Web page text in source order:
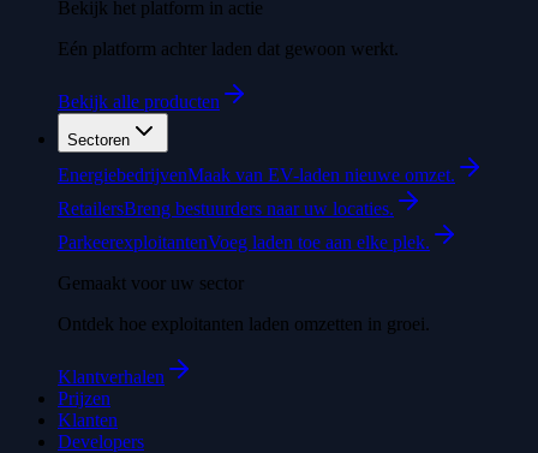
Bekijk het platform in actie
Eén platform achter laden dat gewoon werkt.
Bekijk alle producten
Sectoren
EnergiebedrijvenMaak van EV-laden nieuwe omzet.
RetailersBreng bestuurders naar uw locaties.
ParkeerexploitantenVoeg laden toe aan elke plek.
Gemaakt voor uw sector
Ontdek hoe exploitanten laden omzetten in groei.
Klantverhalen
Prijzen
Klanten
Developers